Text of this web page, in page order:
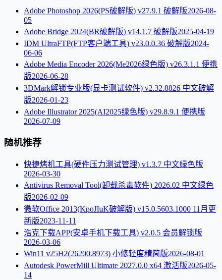
Adobe Photoshop 2026(PS破解版) v27.9.1 破解版2026-08-
05
Adobe Bridge 2024(BR破解版) v14.1.7 破解版2025-04-19
IDM UltraFTP(FTP客户端工具) v23.0.0.36 破解版2024-
06-06
Adobe Media Encoder 2026(Me2026绿色版) v26.3.1.1 便携
版2026-06-28
3DMark解锁专业版(显卡测试软件) v2.32.8826 中文破解
版2026-01-23
Adobe Illustrator 2025(AI2025绿色版) v29.8.9.1 便携版
2026-07-09
随机推荐
快捷烤机工具(硬件压力测试管理) v1.3.7 中文绿色版
2026-03-30
Antivirus Removal Tool(卸载杀毒软件) 2026.02 中文绿色
版2026-02-09
微软Office 2013(KpoJIuK破解版) v15.0.5603.1000 11月更
新版2023-11-11
浩克下载APP(安卓手机下载工具) v2.0.5 会员解锁版
2026-03-06
Win11 v25H2(26200.8973) 小修轻度精简版2026-08-01
Autodesk PowerMill Ultimate 2027.0.0 x64 激活版2026-05-
14